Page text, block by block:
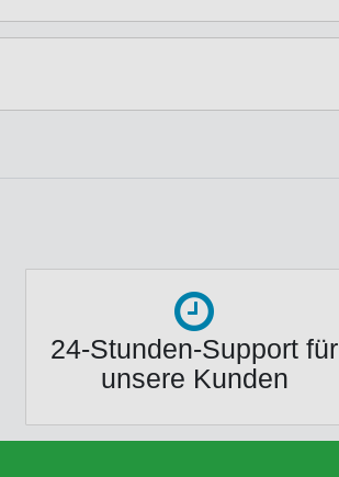
24-Stunden-Support für
unsere Kunden